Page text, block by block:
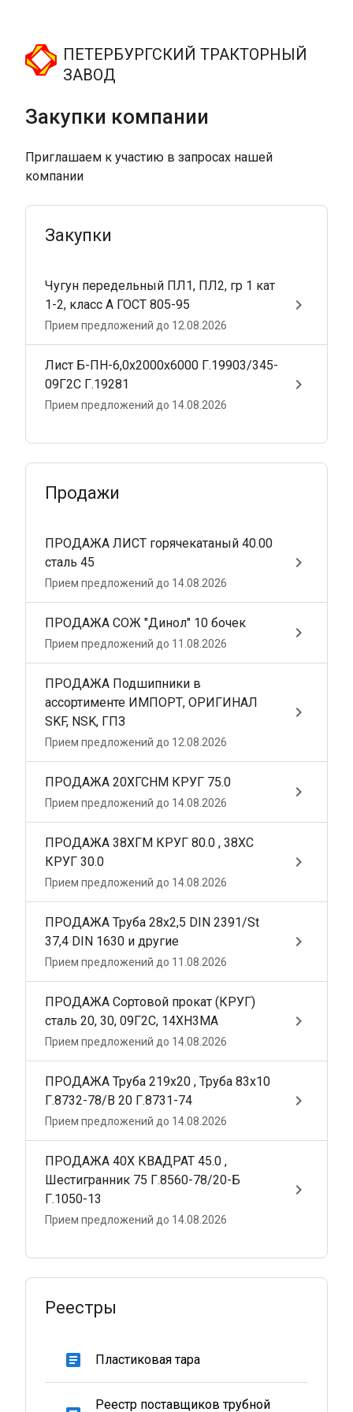
ПЕТЕРБУРГСКИЙ ТРАКТОРНЫЙ
ЗАВОД
Закупки компании
Приглашаем к участию в запросах нашей
Закупки
Чугун передельный ПЛ1, ПЛ2, гр 1 кат
1-2, класс А ГОСТ 805-95
Прием предложений до 12.08.2026
keyboard_arrow_right
Лист Б-ПН-6,0х2000х6000 Г.19903/345-
09Г2С Г.19281
Прием предложений до 14.08.2026
keyboard_arrow_right
Продажи
ПРОДАЖА ЛИСТ горячекатаный 40.00
сталь 45
Прием предложений до 14.08.2026
keyboard_arrow_right
ПРОДАЖА СОЖ "Динол" 10 бочек
Прием предложений до 11.08.2026
keyboard_arrow_right
ПРОДАЖА Подшипники в
ассортименте ИМПОРТ, ОРИГИНАЛ
SKF, NSK, ГПЗ
Прием предложений до 12.08.2026
keyboard_arrow_right
ПРОДАЖА 20ХГСНМ КРУГ 75.0
Прием предложений до 14.08.2026
keyboard_arrow_right
ПРОДАЖА 38ХГМ КРУГ 80.0 , 38ХС
КРУГ 30.0
Прием предложений до 14.08.2026
keyboard_arrow_right
ПРОДАЖА Труба 28х2,5 DIN 2391/St
37,4 DIN 1630 и другие
Прием предложений до 11.08.2026
keyboard_arrow_right
ПРОДАЖА Сортовой прокат (КРУГ)
сталь 20, 30, 09Г2С, 14ХН3МА
Прием предложений до 14.08.2026
keyboard_arrow_right
ПРОДАЖА Труба 219х20 , Труба 83х10
Г.8732-78/В 20 Г.8731-74
Прием предложений до 14.08.2026
keyboard_arrow_right
ПРОДАЖА 40Х КВАДРАТ 45.0 ,
Шестигранник 75 Г.8560-78/20-Б
Г.1050-13
Прием предложений до 14.08.2026
keyboard_arrow_right
Реестры
article Пластиковая тара
Реестр поставщиков трубной